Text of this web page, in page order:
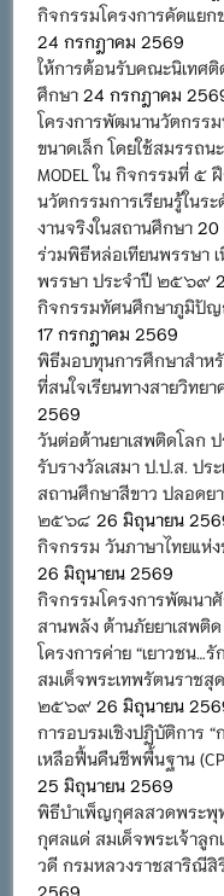
กิจกรรมโครงการคัดแย
24 กรกฎาคม 2569
ให้การต้อนรับคณะนิเทศ
ศึกษา 24 กรกฎาคม
โครงการพัฒนานวัตกรรม
ขนาดเล็ก โดยใช้สมรรถน
MODEL ใน กิจกรรมที่ ๕
นวัตกรรมการเรียนรู้ในร
งานจริงในสถานศึกษา 20
ร่วมพิธีหล่อเทียนพรรษา
พรรษา ประจำปี ๒๕๖๙
กิจกรรมทัศนศึกษาภูมิปั
17 กรกฎาคม 2569
พิธีมอบทุนการศึกษาสำห
ที่สนใจเรียนทางสายวิท
2569
วันต่อต้านยาเสพติดโลก
รับรางวัลเสมา ป.ป.ส. ปร
สถานศึกษาสีขาว ปลอดย
๒๕๖๘ 26 มิถุนายน
กิจกรรม วันภาษาไทยแ
26 มิถุนายน 2569
กิจกรรมโครงการพัฒนา
สานพลัง ต้านภัยยาเสพ
โครงการค่าย “เยาวชน…
สมเด็จพระเทพรัตนราชสุ
๒๕๖๙ 26 มิถุนายน
การอบรมเชิงปฏิบัติการ
เหลือฟื้นคืนชีพพื้นฐาน
25 มิถุนายน 2569
พิธีบำเพ็ญกุศลสวดพระพุ
กุศลแด่ สมเด็จพระเจ้าลูก
วดี กรมหลวงราชสาริณีสิ
2569